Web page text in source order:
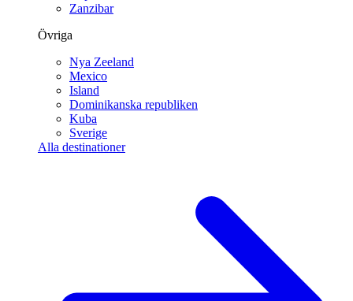
Zanzibar
Övriga
Nya Zeeland
Mexico
Island
Dominikanska republiken
Kuba
Sverige
Alla destinationer